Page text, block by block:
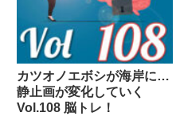
カツオノエボシが海岸に…
静止画が変化していく
Vol.108 脳トレ！